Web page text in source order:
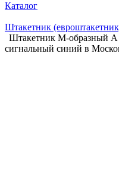
Каталог
Штакетник
Штакетник М-образный
сигнальный синий в